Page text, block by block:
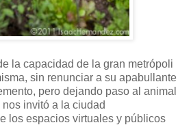
la capacidad de la gran metrópoli
sin renunciar a su apabullante
pero dejando paso al animal
invitó a la ciudad
los espacios virtuales y públicos